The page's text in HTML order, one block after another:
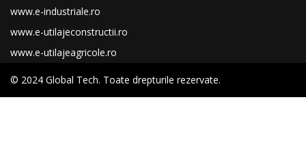
www.e-industriale.ro
www.e-utilajeconstructii.ro
www.e-utilajeagricole.ro
© 2024 Global Tech. Toate drepturile rezervate.